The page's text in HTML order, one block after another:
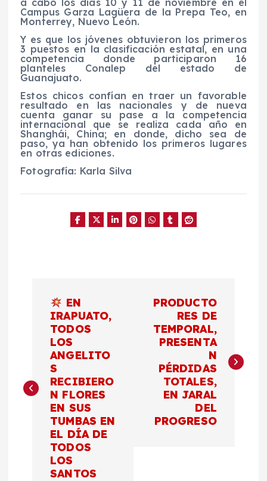
Campus Garza Lagüera de la Prepa Teo, en
Monterrey, Nuevo León.
Y es que los jóvenes obtuvieron los primeros
3 puestos en la clasificación estatal, en una
competencia donde participaron 16
planteles Conalep del estado de
Guanajuato.
Estos chicos confían en traer un favorable
resultado en las nacionales y de nueva
cuenta ganar su pase a la competencia
internacional que se realiza cada año en
Shanghái, China; en donde, dicho sea de
paso, ya han obtenido los primeros lugares
en otras ediciones.
Fotografía: Karla Silva
e
EN
IRAPUATO,
TODOS
LOS
ANGELITO
S
RECIBIERO
N FLORES
EN SUS
TUMBAS EN
EL DÍA DE
TODOS
LOS
SANTOS
PRODUCTO
RES DE
TEMPORAL,
PRESENTA
N
PÉRDIDAS
TOTALES,
EN JARAL
DEL
PROGRESO